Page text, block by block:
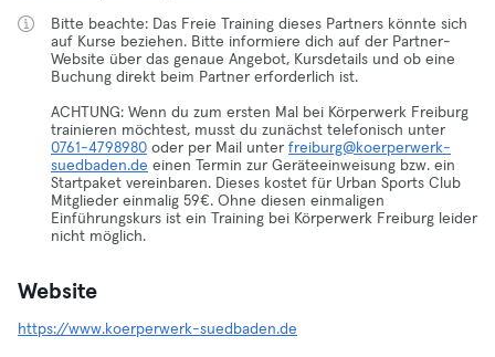
Bitte beachte: Das Freie Training dieses Partners könnte sich
auf Kurse beziehen. Bitte informiere dich auf der Partner-
Website über das genaue Angebot, Kursdetails und ob eine
Buchung direkt beim Partner erforderlich ist.
ACHTUNG: Wenn du zum ersten Mal bei Körperwerk Freiburg
trainieren möchtest, musst du zunächst telefonisch unter
0761-4798980 oder per Mail unter freiburg@koerperwerk-
suedbaden.de einen Termin zur Geräteeinweisung bzw. ein
Startpaket vereinbaren. Dieses kostet für Urban Sports Club
Mitglieder einmalig 59€. Ohne diesen einmaligen
Einführungskurs ist ein Training bei Körperwerk Freiburg leider
nicht möglich.
Website
https://www.koerperwerk-suedbaden.de